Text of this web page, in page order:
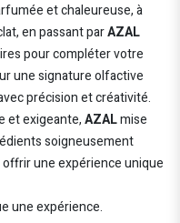
et chaleureuse, à
en passant parAZAL
pour compléter votre
une signature olfactive
précision et créativité.
et exigeante,AZALmise
soigneusement
une expérience unique
une expérience.